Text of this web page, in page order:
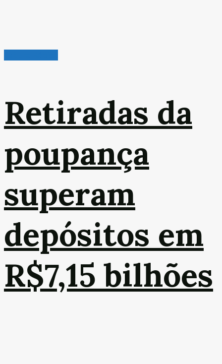
Retiradas da
poupança
superam
depósitos em
R$7,15 bilhões